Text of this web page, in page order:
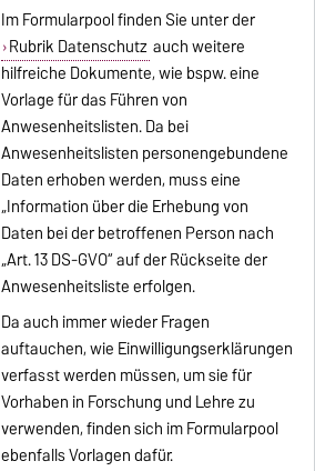
Im Formularpool finden Sie unter der
Rubrik Datenschutz auch weitere
hilfreiche Dokumente, wie bspw. eine
Vorlage für das Führen von
Anwesenheitslisten. Da bei
Anwesenheitslisten personengebundene
Daten erhoben werden, muss eine
„Information über die Erhebung von
Daten bei der betroffenen Person nach
„Art. 13 DS-GVO“ auf der Rückseite der
Anwesenheitsliste erfolgen.
Da auch immer wieder Fragen
auftauchen, wie Einwilligungserklärungen
verfasst werden müssen, um sie für
Vorhaben in Forschung und Lehre zu
verwenden, finden sich im Formularpool
ebenfalls Vorlagen dafür.